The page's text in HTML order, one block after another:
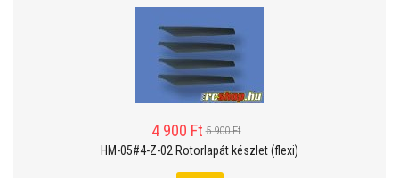
4 900 Ft 5 900 Ft
HM-05#4-Z-02 Rotorlapát készlet (flexi)